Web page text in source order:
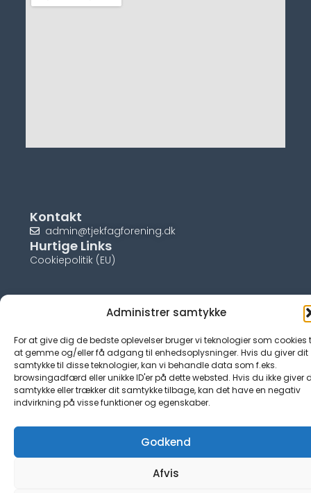
Administrer samtykke
For at give dig de bedste oplevelser bruger vi teknologier som cookies
at gemme og/eller få adgang til enhedsoplysninger. Hvis du giver dit
samtykke til disse teknologier, kan vi behandle data som f.eks.
browsingadfærd eller unikke ID'er på dette websted. Hvis du ikke giver
samtykke eller trækker dit samtykke tilbage, kan det have en negativ
indvirkning på visse funktioner og egenskaber.
Godkend
Afvis
Kontakt
admin@tjekfagforening.dk
Hurtige Links
Cookiepolitik (EU)